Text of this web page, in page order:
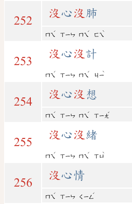
252
沒 心沒 肺
ㄇㄟ
ˊ
ㄒㄧㄣ ㄇㄟ
ˊ
ㄈㄟ
ˋ
253
沒 心沒 計
ㄇㄟ
ˊ
ㄒㄧㄣ ㄇㄟ
ˊ
ㄐㄧ
ˋ
254
沒 心沒 想
ㄇㄟ
ˊ
ㄒㄧㄣ ㄇㄟ
ˊ
ㄒㄧㄤ
ˇ
255
沒 心沒 緒
ㄇㄟ
ˊ
ㄒㄧㄣ ㄇㄟ
ˊ
ㄒㄩ
ˋ
256
沒 心情
ㄇㄟ
ˊ
ㄒㄧㄣ ㄑㄧㄥ
ˊ